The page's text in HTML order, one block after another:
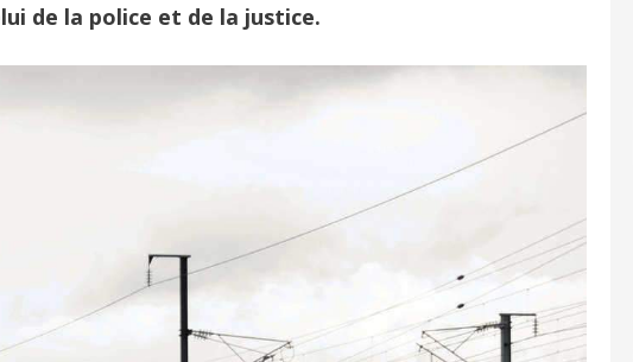
de la police et de la justice.